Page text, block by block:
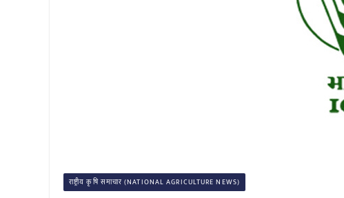
राष्ट्रीय कृषि समाचार (NATIONAL AGRICULTURE NEWS)